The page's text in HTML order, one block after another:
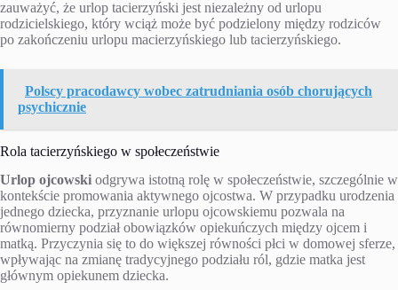
zauważyć, że urlop tacierzyński jest niezależny od urlopu
rodzicielskiego, który wciąż może być podzielony między rodziców
po zakończeniu urlopu macierzyńskiego lub tacierzyńskiego.
Polscy pracodawcy wobec zatrudniania osób chorujących
psychicznie
Rola tacierzyńskiego w społeczeństwie
Urlop ojcowski odgrywa istotną rolę w społeczeństwie, szczególnie w
kontekście promowania aktywnego ojcostwa. W przypadku urodzenia
jednego dziecka, przyznanie urlopu ojcowskiemu pozwala na
równomierny podział obowiązków opiekuńczych między ojcem i
matką. Przyczynia się to do większej równości płci w domowej sferze,
wpływając na zmianę tradycyjnego podziału ról, gdzie matka jest
głównym opiekunem dziecka.